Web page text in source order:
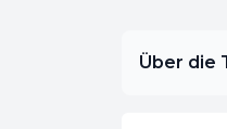
Über die